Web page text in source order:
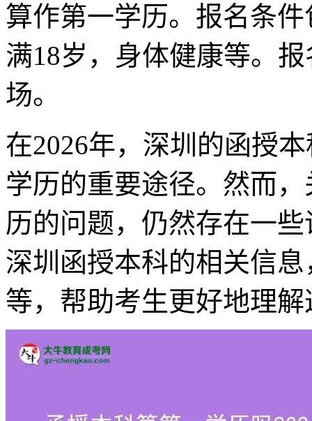
算作第一学历。报名条
满18岁，身体健康等。
场。
在2026年，深圳的函授
学历的重要途径。然而
历的问题，仍然存在一
深圳函授本科的相关信
等，帮助考生更好地理